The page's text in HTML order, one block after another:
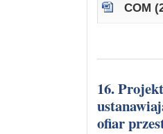
COM
16. Projekt dyrektywy Parlamentu Europejskiego i Rady
ofiar